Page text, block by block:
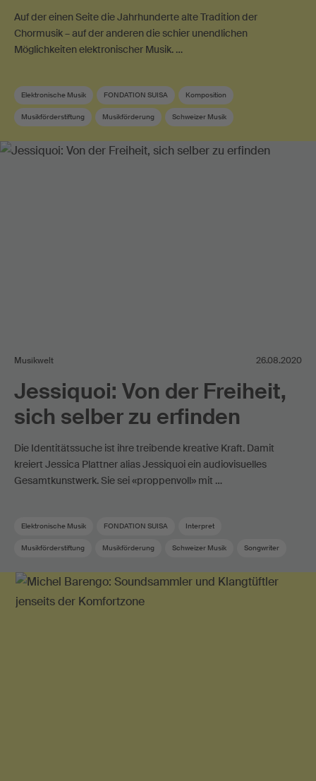
Auf der einen Seite die Jahrhunderte alte Tradition der
Chormusik – auf der anderen die schier unendlichen
Möglichkeiten elektronischer Musik. …
Elektronische Musik FONDATION SUISA Komposition
Musikförderstiftung Musikförderung Schweizer Musik
Musikwelt 26.08.2020
Jessiquoi: Von der Freiheit,
sich selber zu erfinden
Die Identitätssuche ist ihre treibende kreative Kraft. Damit
kreiert Jessica Plattner alias Jessiquoi ein audiovisuelles
Gesamtkunstwerk. Sie sei «proppenvoll» mit …
Elektronische Musik FONDATION SUISA Interpret
Musikförderstiftung Musikförderung Schweizer Musik Songwriter